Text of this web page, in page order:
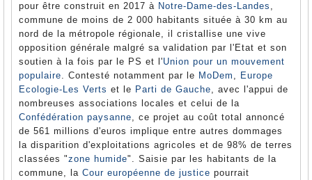
pour être construit en 2017 à Notre-Dame-des-Landes ,
commune de moins de 2 000 habitants située à 30 km au
nord de la métropole régionale, il cristallise une vive
opposition générale malgré sa validation par l'Etat et son
soutien à la fois par le PS et l'Union pour un mouvement
populaire. Contesté notamment par le MoDem , Europe
Ecologie-Les Verts et le Parti de Gauche, avec l'appui de
nombreuses associations locales et celui de la
Confédération paysanne, ce projet au coût total annoncé
de 561 millions d'euros implique entre autres dommages
la disparition d'exploitations agricoles et de 98% de terres
classées "zone humide". Saisie par les habitants de la
commune, la Cour européenne de justice pourrait